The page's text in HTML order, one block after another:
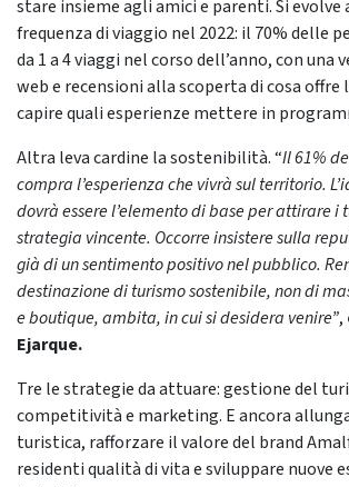
stare insieme agli amici e parenti. Si evolve
frequenza di viaggio nel 2022: il 70% delle
da 1 a 4 viaggi nel corso dell’anno, con una
web e recensioni alla scoperta dicosa offre
capire quali esperienze mettere in
Altra leva cardine la sostenibilità. “Il 61%
compra l’esperienza che vivrà sul territorio.
dovrà essere l’elemento di base per attirare i
strategia vincente. Occorre insistere sulla
già di un sentimento positivo nel pubblico.
destinazione di turismo sostenibile, non di
e boutique, ambita, in cui si desidera venire”,
Ejarque.
Tre le strategie da attuare: gestione del
competitività e marketing. E ancora
turistica, rafforzare il valore del brand
residenti qualità di vita e sviluppare nuove